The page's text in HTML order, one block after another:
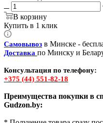
В корзину
Купить в 1 клик
Самовывоз в Минске -
Доставка по Минску и
Консультация по телефону:
+375 (44) 551-82-18
Преимущества покупки в
Gudzon.by: